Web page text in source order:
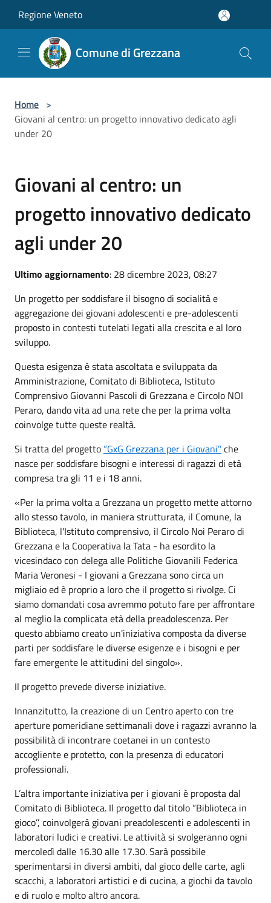
Regione Veneto
Comune di Grezzana
Home >
Giovani al centro: un progetto innovativo dedicato agli
under 20
Giovani al centro: un
progetto innovativo dedicato
agli under 20
Ultimo aggiornamento: 28 dicembre 2023, 08:27
Un progetto per soddisfare il bisogno di socialità e
aggregazione dei giovani adolescenti e pre-adolescenti
proposto in contesti tutelati legati alla crescita e al loro
sviluppo.
Questa esigenza è stata ascoltata e sviluppata da
Amministrazione, Comitato di Biblioteca, Istituto
Comprensivo Giovanni Pascoli di Grezzana e Circolo NOI
Peraro, dando vita ad una rete che per la prima volta
coinvolge tutte queste realtà.
Si tratta del progetto “GxG Grezzana per i Giovani’’che
nasce per soddisfare bisogni e interessi di ragazzi di età
compresa tra gli 11 e i 18 anni.
«Per la prima volta a Grezzana un progetto mette attorno
allo stesso tavolo, in maniera strutturata, il Comune, la
Biblioteca, l'Istituto comprensivo, il Circolo Noi Peraro di
Grezzana e la Cooperativa la Tata - ha esordito la
vicesindaco con delega alle Politiche Giovanili Federica
Maria Veronesi - I giovani a Grezzana sono circa un
migliaio ed è proprio a loro che il progetto si rivolge. Ci
siamo domandati cosa avremmo potuto fare per affrontare
al meglio la complicata età della preadolescenza. Per
questo abbiamo creato un'iniziativa composta da diverse
parti per soddisfare le diverse esigenze e i bisogni e per
fare emergente le attitudini del singolo».
Il progetto prevede diverse iniziative.
Innanzitutto, la creazione di un Centro aperto con tre
aperture pomeridiane settimanali dove i ragazzi avranno la
possibilità di incontrare coetanei in un contesto
accogliente e protetto, con la presenza di educatori
professionali.
L’altra importante iniziativa per i giovani è proposta dal
Comitato di Biblioteca. Il progetto dal titolo “Biblioteca in
gioco’’, coinvolgerà giovani preadolescenti e adolescenti in
laboratori ludici e creativi. Le attività si svolgeranno ogni
mercoledì dalle 16.30 alle 17.30. Sarà possibile
sperimentarsi in diversi ambiti, dal gioco delle carte, agli
scacchi, a laboratori artistici e di cucina, a giochi da tavolo
e di ruolo e molto altro ancora.